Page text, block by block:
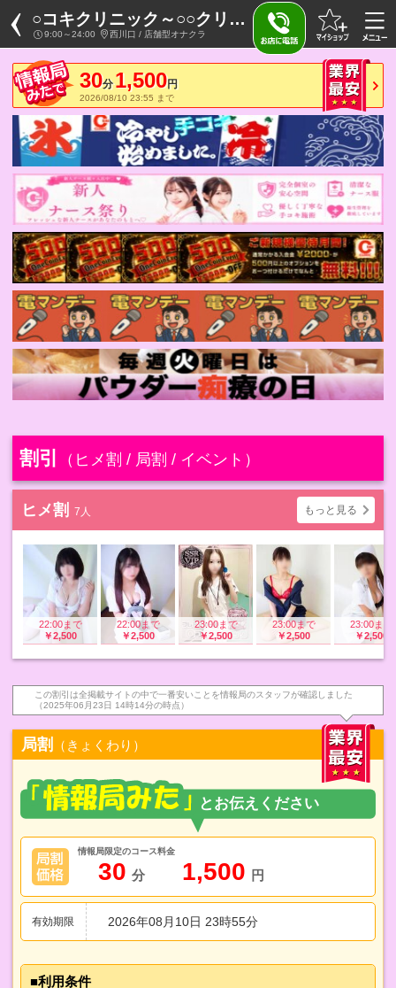
○コキクリニック～○○クリニックシリーズ～
9:00～24:00 西川口 / 店舗型オナクラ
30分 1,500円
2026/08/10 23:55 まで
割引 （ヒメ割 / 局割 / イベント）
ヒメ割 7人 もっと見る
22:00まで
￥2,500
22:00まで
￥2,500
23:00まで
￥2,500
23:00まで
￥2,500
23:00まで
￥2,500
この割引は全掲載サイトの中で一番安いことを情報局のスタッフが確認しました
（2025年06月23日 14時14分の時点）
局割 （きょくわり）
情報局限定のコース料金
30 分 1,500 円
有効期限 2026年08月10日 23時55分
利用条件